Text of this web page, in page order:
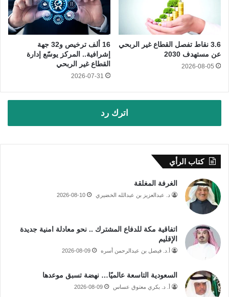
3.6 نقاط تفصل القطاع غير الربحي
عن مستهدف 2030
2026-08-05
16 ألف ترخيص و32 جهة
إشرافية.. المركز يوسّع إدارة
القطاع غير الربحي
2026-07-31
اترك رد
كتاب الرأي
الغرفة المغلقة
د. عبدالعزيز بن عبدالله الخضيري 2026-08-10
اتفاقية مكة للدفاع المشترك .. نحو معادلة امنية جديدة
الإقليم
أ.د. فيصل بن عبدالرحمن أسره 2026-08-09
السعودية التاسعة عالميًا… نهضة تسبق موعدها
أ. د. بكري معتوق عساس 2026-08-09